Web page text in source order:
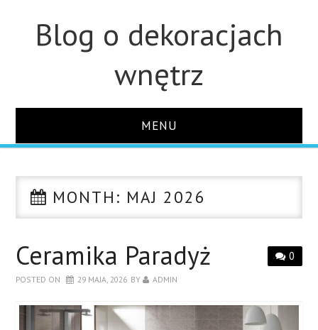
Blog o dekoracjach
wnętrz
MENU
ŁAZIENKA
KUCHNIA
CERAMIKA
MONTH: MAJ 2026
0
Ceramika Paradyż
POSTED ON 29 MAJA, 2026 BY ADMIN